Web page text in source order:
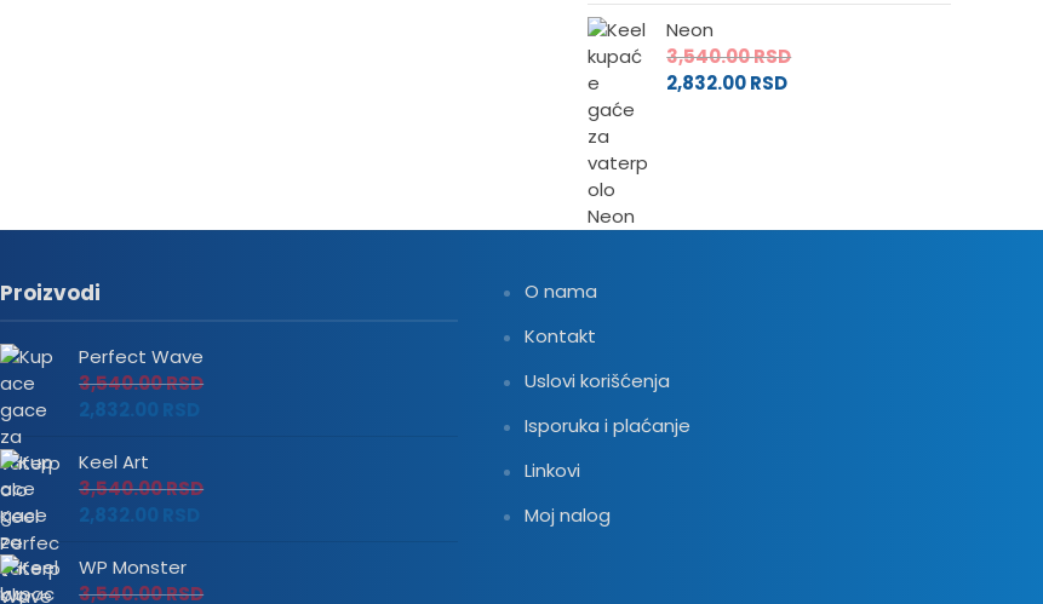
Neon
3,540.00RSD
2,832.00RSD
Proizvodi
Perfect Wave
3,540.00RSD
2,832.00
Keel Art
3,540.00RSD
2,832.00
WP Monster
3,540.00RSD
O nama
Kontakt
Uslovi korišćenja
Isporuka i plaćanje
Linkovi
Moj nalog